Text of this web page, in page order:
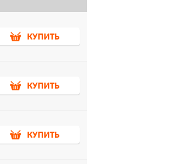
КУПИТЬ
КУПИТЬ
КУПИТЬ